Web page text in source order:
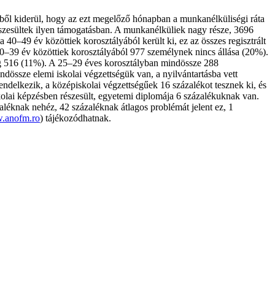
kiderül, hogy az ezt megelőző hónapban a munkanélküliségi ráta
ilyen támogatásban. A munkanélküliek nagy része, 3696
év közöttiek korosztályából került ki, ez az összes regisztrált
év közöttiek korosztályából 977 személynek nincs állása (20%).
(11%). A 25–29 éves korosztályban mindössze 288
elemi iskolai végzettségük van, a nyilvántartásba vett
a középiskolai végzettségűek 16 százalékot tesznek ki, és
képzésben részesült, egyetemi diplomája 6 százalékuknak van.
nehéz, 42 százaléknak átlagos problémát jelent ez, 1
) tájékozódhatnak.